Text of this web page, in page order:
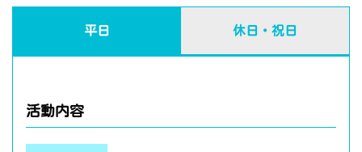
平日 休日・祝日
活動内容